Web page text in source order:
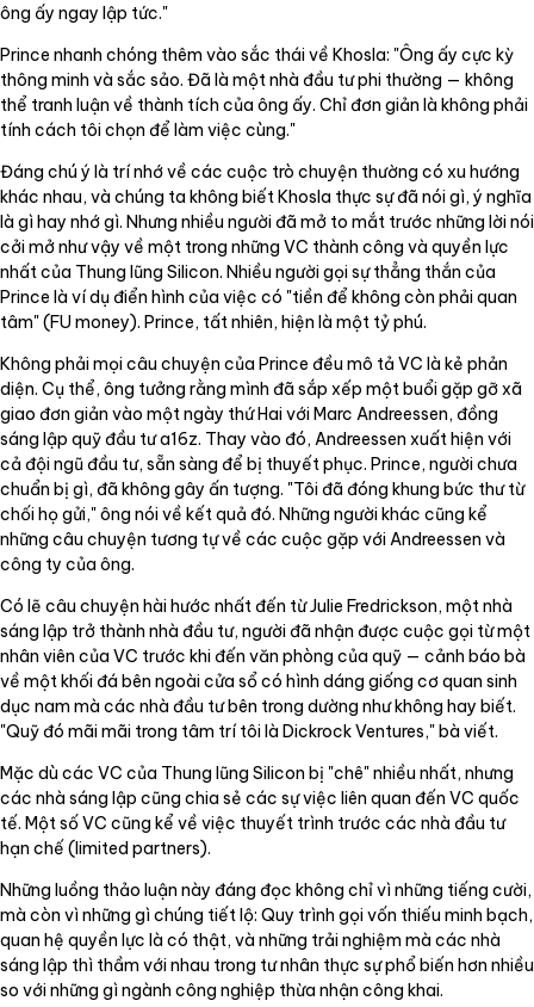
ông ấy ngay lập tức."
Prince nhanh chóng thêm vào sắc thái về Khosla: "Ông ấy cực kỳ
thông minh và sắc sảo. Đã là một nhà đầu tư phi thường — không
thể tranh luận về thành tích của ông ấy. Chỉ đơn giản là không phải
tính cách tôi chọn để làm việc cùng."
Đáng chú ý là trí nhớ về các cuộc trò chuyện thường có xu hướng
khác nhau, và chúng ta không biết Khosla thực sự đã nói gì, ý nghĩa
là gì hay nhớ gì. Nhưng nhiều người đã mở to mắt trước những lời nói
cởi mở như vậy về một trong những VC thành công và quyền lực
nhất của Thung lũng Silicon. Nhiều người gọi sự thẳng thắn của
Prince là ví dụ điển hình của việc có "tiền để không còn phải quan
tâm" (FU money). Prince, tất nhiên, hiện là một tỷ phú.
Không phải mọi câu chuyện của Prince đều mô tả VC là kẻ phản
diện. Cụ thể, ông tưởng rằng mình đã sắp xếp một buổi gặp gỡ xã
giao đơn giản vào một ngày thứ Hai với Marc Andreessen, đồng
sáng lập quỹ đầu tư a16z. Thay vào đó, Andreessen xuất hiện với
cả đội ngũ đầu tư, sẵn sàng để bị thuyết phục. Prince, người chưa
chuẩn bị gì, đã không gây ấn tượng. "Tôi đã đóng khung bức thư từ
chối họ gửi," ông nói về kết quả đó. Những người khác cũng kể
những câu chuyện tương tự về các cuộc gặp với Andreessen và
công ty của ông.
Có lẽ câu chuyện hài hước nhất đến từ Julie Fredrickson, một nhà
sáng lập trở thành nhà đầu tư, người đã nhận được cuộc gọi từ một
nhân viên của VC trước khi đến văn phòng của quỹ — cảnh báo bà
về một khối đá bên ngoài cửa sổ có hình dáng giống cơ quan sinh
dục nam mà các nhà đầu tư bên trong dường như không hay biết.
"Quỹ đó mãi mãi trong tâm trí tôi là Dickrock Ventures," bà viết.
Mặc dù các VC của Thung lũng Silicon bị "chê" nhiều nhất, nhưng
các nhà sáng lập cũng chia sẻ các sự việc liên quan đến VC quốc
tế. Một số VC cũng kể về việc thuyết trình trước các nhà đầu tư
hạn chế (limited partners).
Những luồng thảo luận này đáng đọc không chỉ vì những tiếng cười,
mà còn vì những gì chúng tiết lộ: Quy trình gọi vốn thiếu minh bạch,
quan hệ quyền lực là có thật, và những trải nghiệm mà các nhà
sáng lập thì thầm với nhau trong tư nhân thực sự phổ biến hơn nhiều
so với những gì ngành công nghiệp thừa nhận công khai.